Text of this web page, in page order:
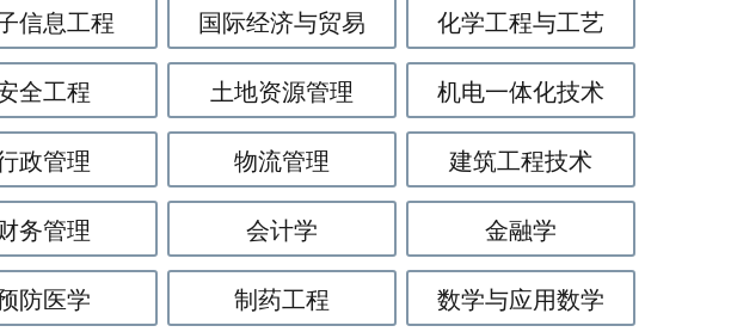
信息工程 国际经济与贸易 化学工程与工艺
全工程 土地资源管理 机电一体化技术
政管理 物流管理 建筑工程技术
务管理 会计学 金融学
防医学 制药工程 数学与应用数学